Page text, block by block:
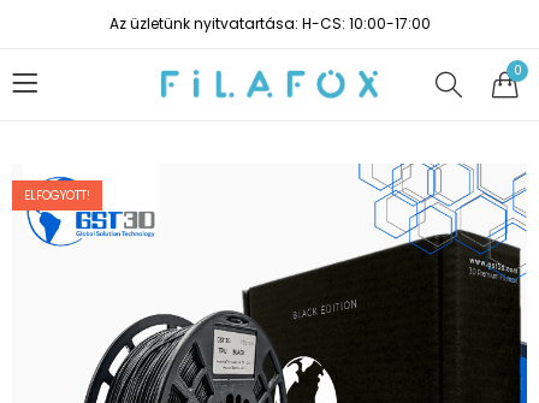
Az üzletünk nyitvatartása: H-CS: 10:00-17:00
0
ELFOGYOTT!